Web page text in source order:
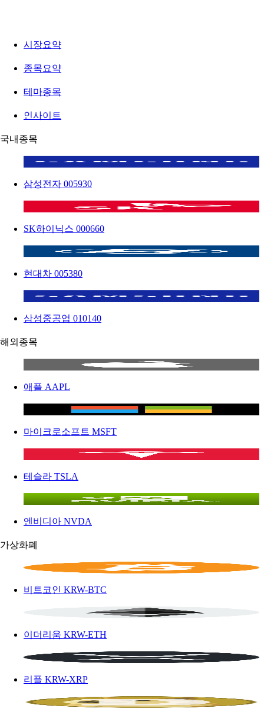
시장요약
종목요약
테마종목
인사이트
국내종목
삼성전자 005930
SK하이닉스 000660
현대차 005380
삼성중공업 010140
해외종목
애플 AAPL
마이크로소프트 MSFT
테슬라 TSLA
엔비디아 NVDA
가상화폐
비트코인 KRW-BTC
이더리움 KRW-ETH
리플 KRW-XRP